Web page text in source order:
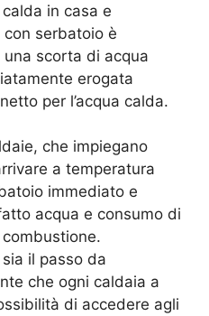
calda in casa e
serbatoio è
scorta di acqua
erogata
per l’acqua calda.
che impiegano
a temperatura
immediato e
acqua e consumo di
il passo da
che ogni caldaia a
di accedere agli